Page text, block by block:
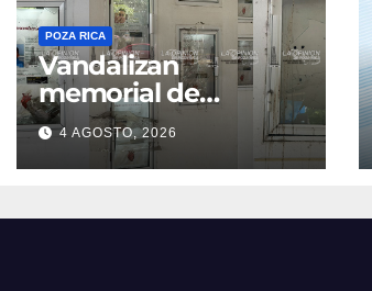
POZA RICA
Vandalizan
memorial de
personas
desaparecidas sobre
el bulevar Ruiz
4 AGOSTO, 2026